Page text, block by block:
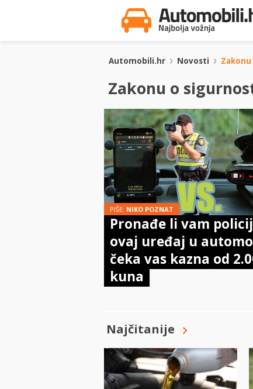
Automobili.hr Novosti
Zakonu o
PIŠE: NIKO POZNAT
Pronađe li vam
ovaj uređaj u
čeka vas kazna od
kuna
Najčitanije